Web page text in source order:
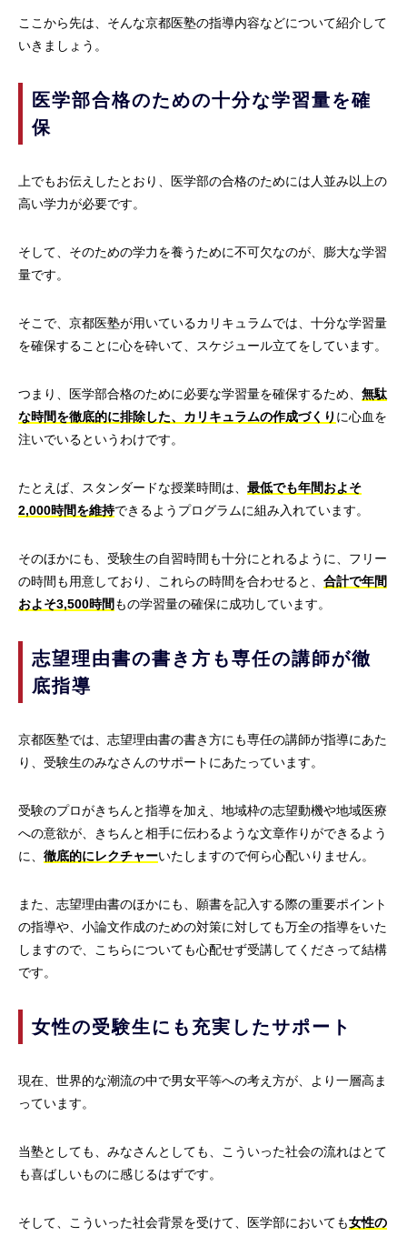
ここから先は、そんな京都医塾の指導内容などについて紹介して
いきましょう。
医学部合格のための十分な学習量を確
保
上でもお伝えしたとおり、医学部の合格のためには人並み以上の
高い学力が必要です。
そして、そのための学力を養うために不可欠なのが、膨大な学習
量です。
そこで、京都医塾が用いているカリキュラムでは、十分な学習量
を確保することに心を砕いて、スケジュール立てをしています。
つまり、医学部合格のために必要な学習量を確保するため、 無駄
な時間を徹底的に排除した、カリキュラムの作成づくり に心血を
注いでいるというわけです。
たとえば、スタンダードな授業時間は、 最低でも年間およそ
2,000時間を維持できるようプログラムに組み入れています。
そのほかにも、受験生の自習時間も十分にとれるように、フリー
の時間も用意しており、これらの時間を合わせると、 合計で年間
およそ3,500時間もの学習量の確保に成功しています。
志望理由書の書き方も専任の講師が徹
底指導
京都医塾では、志望理由書の書き方にも専任の講師が指導にあた
り、受験生のみなさんのサポートにあたっています。
受験のプロがきちんと指導を加え、地域枠の志望動機や地域医療
への意欲が、きちんと相手に伝わるような文章作りができるよう
に、 徹底的にレクチャーいたしますので何ら心配いりません。
また、志望理由書のほかにも、願書を記入する際の重要ポイント
の指導や、小論文作成のための対策に対しても万全の指導をいた
しますので、こちらについても心配せず受講してくださって結構
です。
女性の受験生にも充実したサポート
現在、世界的な潮流の中で男女平等への考え方が、より一層高ま
っています。
当塾としても、みなさんとしても、こういった社会の流れはとて
も喜ばしいものに感じるはずです。
そして、こういった社会背景を受けて、医学部においても女性の